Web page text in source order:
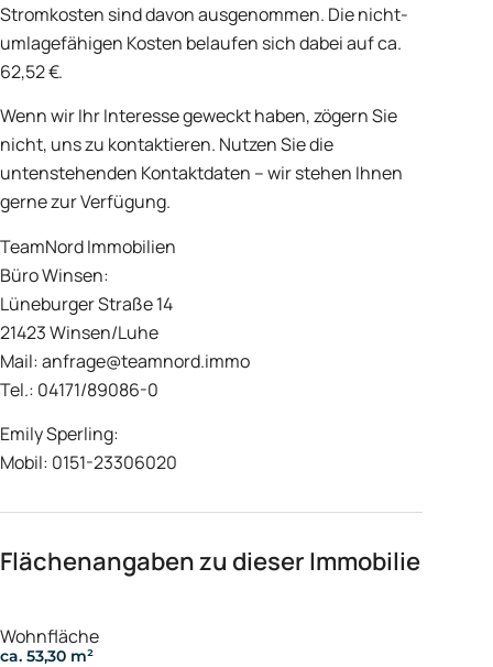
Stromkosten sind davon ausgenommen. Die nicht-
umlagefähigen Kosten belaufen sich dabei auf ca.
62,52 €.
Wenn wir Ihr Interesse geweckt haben, zögern Sie
nicht, uns zu kontaktieren. Nutzen Sie die
untenstehenden Kontaktdaten – wir stehen Ihnen
gerne zur Verfügung.
TeamNord Immobilien
Büro Winsen:
Lüneburger Straße 14
21423 Winsen/Luhe
Mail: anfrage@teamnord.immo
Tel.: 04171/89086-0
Emily Sperling:
Mobil: 0151-23306020
Flächenangaben zu dieser Immobilie
Wohnfläche
ca. 53,30 m²